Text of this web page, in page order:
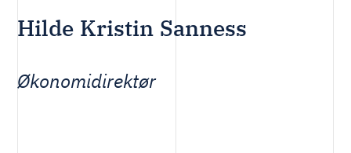
Hilde Kristin Sanness
Økonomidirektør